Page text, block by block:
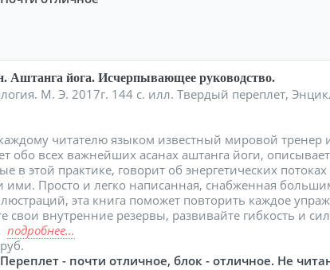
Аштанга йога. Исчерпывающее руководство.
М. Э. 2017г. 144 с. илл. Твердый переплет,
читателю языком известный мировой тренер
обо всех важнейших асанах аштанга йоги,
в этой практике, говорит об энергетических
ими. Просто и легко написанная, снабженная
эта книга поможет повторить каждое
свои внутренние резервы, развивайте гибкость и
подробнее...
руб.
Переплет - почти отличное, блок - отличное. Не